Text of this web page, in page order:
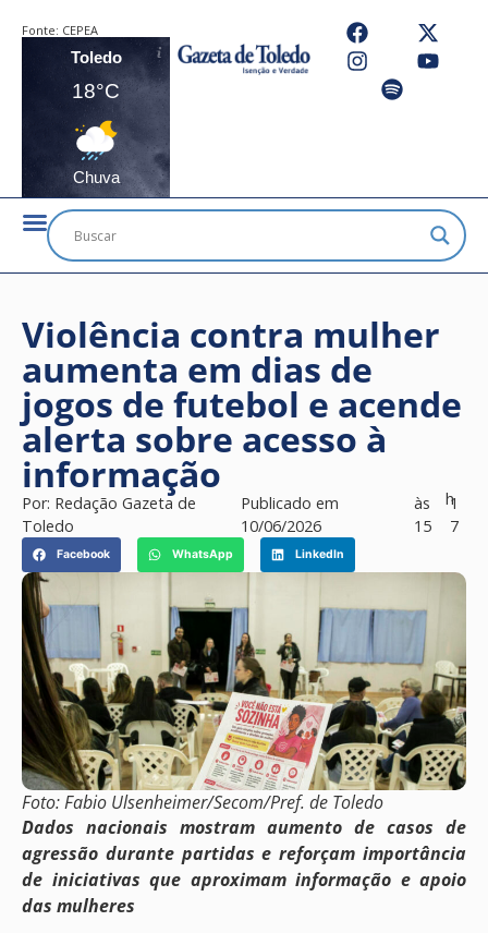
Fonte: CEPEA
Toledo
18°C
Chuva
Violência contra mulher
aumenta em dias de
jogos de futebol e acende
alerta sobre acesso à
informação
Por: Redação Gazeta de
Toledo
Publicado em
10/06/2026
às
15
h1
7
Facebook WhatsApp LinkedIn
Foto: Fabio Ulsenheimer/Secom/Pref. de Toledo
Dados nacionais mostram aumento de casos de
agressão durante partidas e reforçam importância
de iniciativas que aproximam informação e apoio
das mulheres